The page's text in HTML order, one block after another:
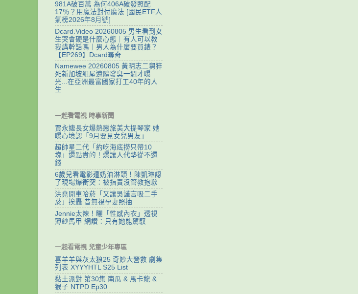
981A破百萬 為何406A破發照配
17％？用魔法對付魔法 [國民ETF人
氣榜2026年8月號]
Dcard.Video 20260805 男生看到女
生哭會硬是什麼心態｜有人可以教
我講幹話嗎｜男人為什麼要買錶？
【EP269】Dcard尋奇
Namewee 20260805 黃明志二舅猝
死新加坡組屋遺體發臭一週才曝
光...在亞洲最富國家打工40年的人
生
一起看電視 時事新聞
賈永婕長女爆熱戀旅美大提琴家 她
曝心境認「9月要見女兒男友」
超帥星二代「約吃海底撈只帶10
塊」還點貴的！爆讓人代墊從不還
錢
6歲兒看電影遭奶油淋頭！陳凱琳認
了現場爆衝突：被指責沒管教抱歉
洪堯開車哈菸「又讓吳謹言吸二手
菸」挨轟 昔無視孕妻照抽
Jennie太辣！曬「性感內衣」透視
薄紗馬甲 網讚：只有她能駕馭
一起看電視 兒童少年專區
喜羊羊與灰太狼25 奇妙大營救 劇集
列表 XYYYHTL S25 List
黏土派對 第30集 南瓜 & 馬卡龍 &
猴子 NTPD Ep30